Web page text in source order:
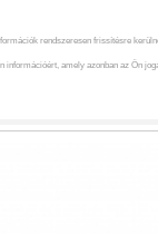
rendszeresen frissítésre
információért, amely azonban az Ön